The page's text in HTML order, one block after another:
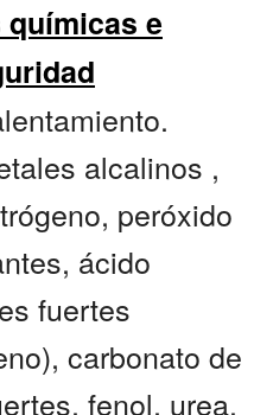
e
alcalinos ,
peróxido
ácido
fuertes
carbonato de
fenol, urea.